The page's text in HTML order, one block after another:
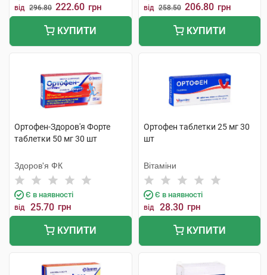
від 296.80 222.60 грн
КУПИТИ
від 258.50 206.80 грн
КУПИТИ
Ортофен-Здоров'я Форте
таблетки 50 мг 30 шт
Здоров'я ФК
Є в наявності
від 25.70 грн
КУПИТИ
Ортофен таблетки 25 мг 30
шт
Вітаміни
Є в наявності
від 28.30 грн
КУПИТИ